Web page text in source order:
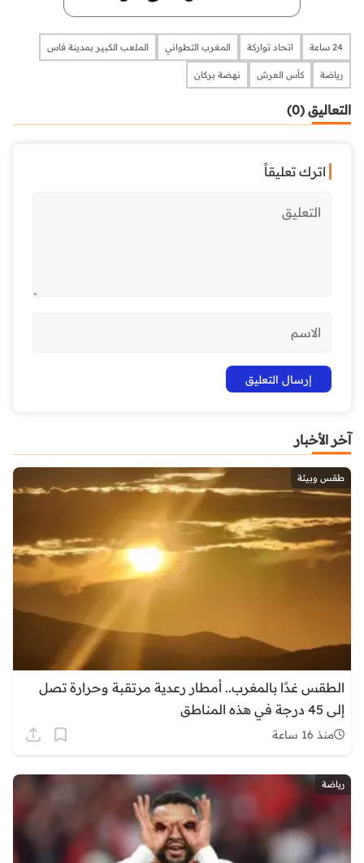
24 ساعة اتحاد تواركة المغرب التطواني الملعب الكبير بمدينة فاس
رياضة كأس العرش نهضة بركان
التعاليق (0)
اترك تعليقاً
آخر الأخبار
طقس وبيئة
الطقس غدًا بالمغرب.. أمطار رعدية مرتقبة وحرارة تصل
إلى 45 درجة في هذه المناطق
منذ 16 ساعة
رياضة